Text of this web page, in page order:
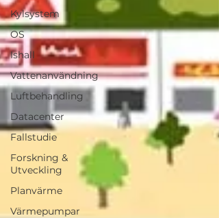
Kylsystem
OS
Ishall
Vattenanvändning
Luftbehandling
Datacenter
Fallstudie
Forskning &
Utveckling
Planvärme
Värmepumpar